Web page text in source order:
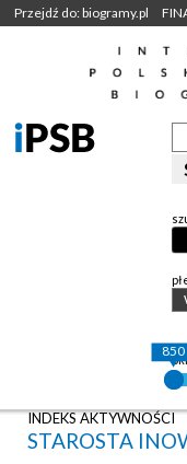
Przejdź do: biogramy.pl
850
INDEKS AKTYWNOŚCI
STAROSTA